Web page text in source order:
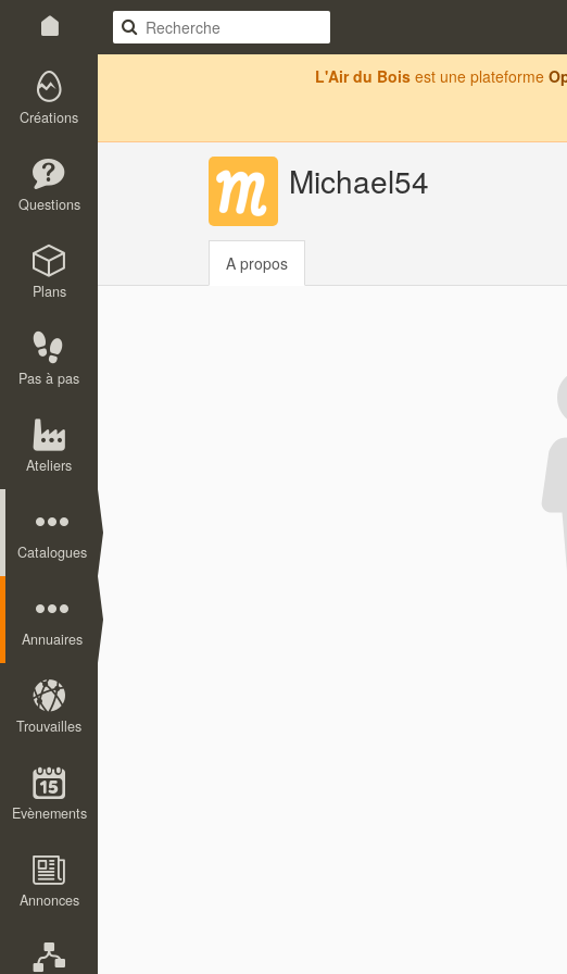
Créations
Questions
Plans
Pas à pas
Ateliers
Catalogues
Annuaires
Trouvailles
Evènements
Annonces
L'Air du Bois est une plateforme
Michael54
A propos